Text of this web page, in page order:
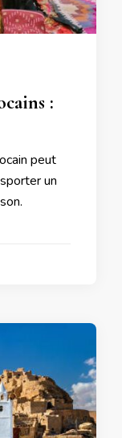
:
peut
un